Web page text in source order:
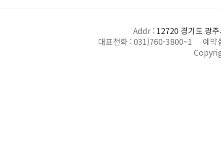
Addr : 12720 경기도 광
대표전화 :031)760-3800~1
예약